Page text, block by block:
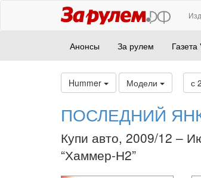
Анонсы За рулем
Hummer Модели с
ПОСЛЕДНИЙ
Купи авто, 2009/12 –
“Хаммер-Н2”